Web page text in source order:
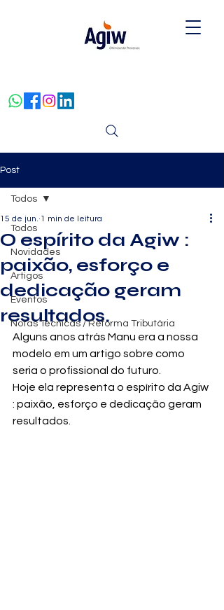
Post
Todos
Novidades
Artigos
Eventos
Notas Técnicas / Reforma Tributária
Todos
O espírito da Agiw :
paixão, esforço e
dedicação geram
resultados.
15 de jun. 1 min de leitura
Alguns anos atrás Manu era a nossa
modelo em um artigo sobre como
seria o profissional do futuro.
Hoje ela representa o espírito da Agiw
: paixão, esforço e dedicação geram
resultados.